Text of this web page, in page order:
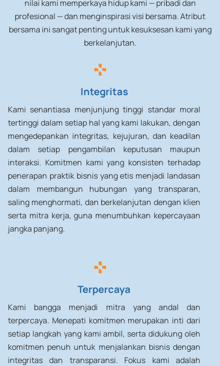
nilai kami memperkaya hidup kami — pribadi dan
profesional — dan menginspirasi visi bersama. Atribut
bersama ini sangat penting untuk kesuksesan kami yang
berkelanjutan.
Integritas
Kami senantiasa menjunjung tinggi standar moral
tertinggi dalam setiap hal yang kami lakukan, dengan
mengedepankan integritas, kejujuran, dan keadilan
dalam setiap pengambilan keputusan maupun
interaksi. Komitmen kami yang konsisten terhadap
penerapan praktik bisnis yang etis menjadi landasan
dalam membangun hubungan yang transparan,
saling menghormati, dan berkelanjutan dengan klien
serta mitra kerja, guna menumbuhkan kepercayaan
jangka panjang.
Terpercaya
Kami bangga menjadi mitra yang andal dan
terpercaya. Menepati komitmen merupakan inti dari
setiap langkah yang kami ambil, serta didukung oleh
komitmen penuh untuk menjalankan bisnis dengan
integritas dan transparansi. Fokus kami adalah